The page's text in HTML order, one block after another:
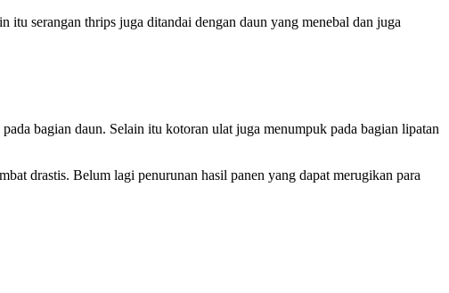
itu serangan thrips juga ditandai dengan daun yang menebal dan juga
bagian daun. Selain itu kotoran ulat juga menumpuk pada bagian lipatan
drastis. Belum lagi penurunan hasil panen yang dapat merugikan para